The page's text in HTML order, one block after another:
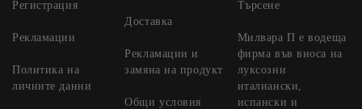
Регистрация
Рекламации
Политика на
личните данни
Доставка
Рекламации и
замяна на продукт
Общи условия
Търсене
Милвара П е водеща
фирма във вноса на
луксозни
италиански,
испански и